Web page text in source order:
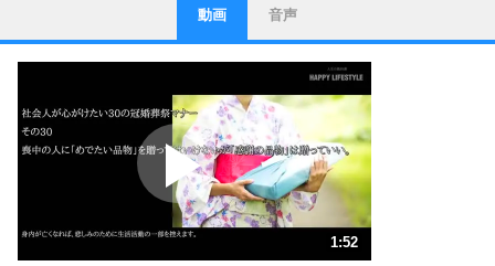
1
ストレス対策
他人と比べない。
いっそのこと、他人を見ない。
いらいらしない人になる30の方法
プラス思考
ポジティブになれない原因は、行動しないから。
ポジティブ思考になる30の方法
ストレス対策
人生、なんとかなるもの。
気楽に生きる30の方法
動画 音声
1:52